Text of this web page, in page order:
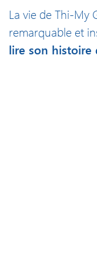
La vie de Thi-My
remarquable et
lire son histoire